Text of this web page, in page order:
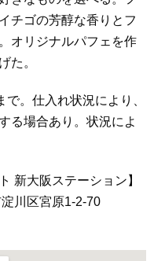
チゴの芳醇な香りとフ
オリジナルパフェを作
た。
。仕入れ状況により、
る場合あり。状況によ
新大阪ステーション】
川区宮原1-2-70